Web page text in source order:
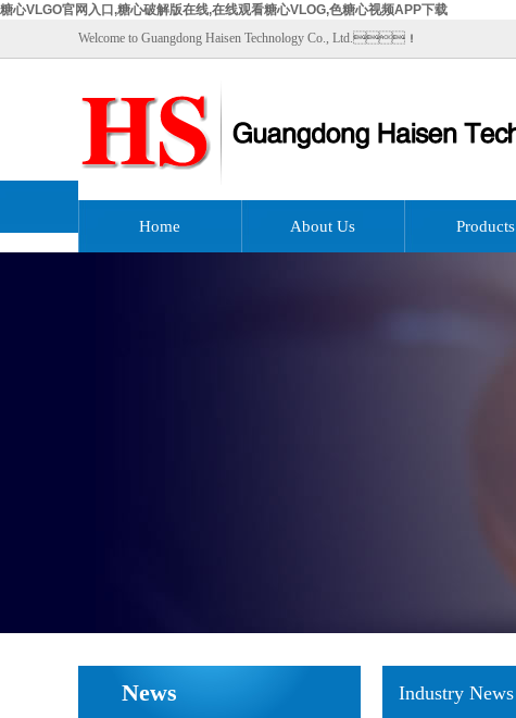
糖心VLGO官网入口,糖心破解版在线,在线观看糖心VLOG,色糖心视频APP下载
Welcome to Guangdong Haisen Technology Co., Ltd.！
Home About Us Products
News Industry News